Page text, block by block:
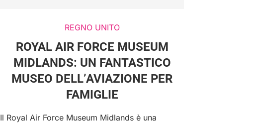
REGNO UNITO
ROYAL AIR FORCE MUSEUM
MIDLANDS: UN FANTASTICO
MUSEO DELL’AVIAZIONE PER
FAMIGLIE
Il Royal Air Force Museum Midlands è una